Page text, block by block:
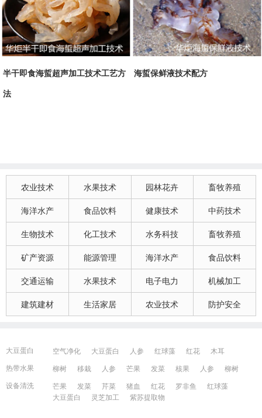
半干即食海蜇超声加工技术工艺方
法
海蜇保鲜液技术配方
农业技术 水果技术 园林花卉 畜牧养殖
海洋水产 食品饮料 健康技术 中药技术
生物技术 化工技术 水务科技 畜牧养殖
矿产资源 能源管理 海洋水产 食品饮料
交通运输 水果技术 电子电力 机械加工
建筑建材 生活家居 农业技术 防护安全
大豆蛋白 空气净化 大豆蛋白 人参 红球藻 红花
木耳
红花
芒果 红球藻 芹菜 养鸭 芒果 芹菜
热带水果 柳树 移栽 人参 芒果 发菜 核果 人参
柳树
大豆蛋白
人参 发菜 猪血 红花 柳树
发菜
宁波百姓网
镇江百姓网 湖州百姓网
设备清洗 芒果 发菜 芹菜 猪血 红花 罗非鱼
红球藻
大豆蛋白
灵芝加工 紫苏提取物